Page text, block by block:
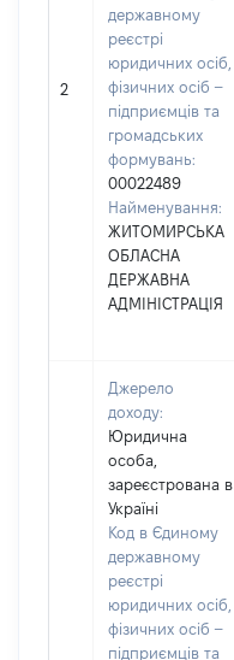
2
державному
реєстрі
юридичних осіб,
фізичних осіб –
підприємців та
громадських
формувань:
00022489
Найменування:
ЖИТОМИРСЬКА
ОБЛАСНА
ДЕРЖАВНА
АДМІНІСТРАЦІЯ
Джерело
доходу:
Юридична
особа,
зареєстрована в
Україні
Код в Єдиному
державному
реєстрі
юридичних осіб,
фізичних осіб –
підприємців та